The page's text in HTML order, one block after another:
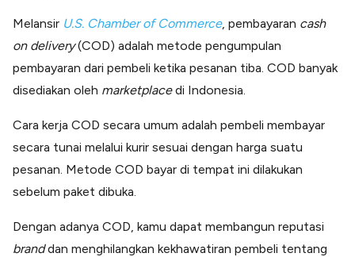
Melansir U.S. Chamber of Commerce, pembayaran cash
on delivery(COD) adalah metode pengumpulan
pembayaran dari pembeli ketika pesanan tiba. COD banyak
disediakan oleh marketplacedi Indonesia.
Cara kerja COD secara umum adalah pembeli membayar
secara tunai melalui kurir sesuai dengan harga suatu
pesanan. Metode COD bayar di tempat ini dilakukan
sebelum paket dibuka.
Dengan adanya COD, kamu dapat membangun reputasi
branddan menghilangkan kekhawatiran pembeli tentang